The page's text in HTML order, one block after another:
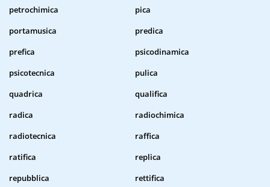
petrochimica
pica
portamusica
predica
prefica
psicodinamica
psicotecnica
pulica
quadrica
qualifica
radica
radiochimica
radiotecnica
raffica
ratifica
replica
repubblica
rettifica